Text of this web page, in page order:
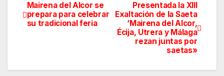
Navegación
de
Presentada la XIII
Exaltación de la Saeta
‘Mairena del Alcor,
Écija, Utrera y Málaga
rezan juntas por
saetas»
Mairena del Alcor se
prepara para celebrar
su tradicional feria